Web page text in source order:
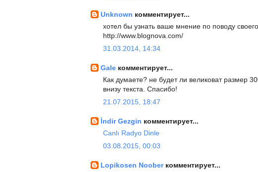
Unknown комментирует...
хотел бы узнать ваше мнение по поводу
http://www.blognova.com/
31.03.2014, 14:34
Gale комментирует...
Как думаете? не будет ли великоват размер
внизу текста. Спасибо!
21.07.2015, 18:47
İndir Gezgin комментирует...
Canlı Radyo Dinle
03.08.2015, 00:03
Lopikosen Noober комментирует...